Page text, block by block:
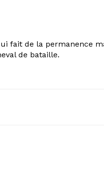
fait de la permanence
de bataille.